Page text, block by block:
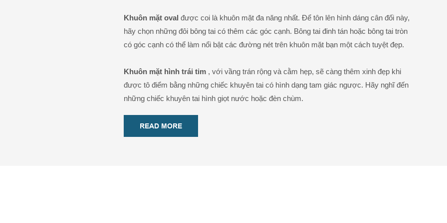
Khuôn mặt oval được coi là khuôn mặt đa năng nhất. Để tôn lên hình dáng cân đối này,
hãy chọn những đôi bông tai có thêm các góc cạnh. Bông tai đinh tán hoặc bông tai tròn
có góc cạnh có thể làm nổi bật các đường nét trên khuôn mặt bạn một cách tuyệt đẹp.
Khuôn mặt hình trái tim , với vầng trán rộng và cằm hẹp, sẽ càng thêm xinh đẹp khi
được tô điểm bằng những chiếc khuyên tai có hình dạng tam giác ngược. Hãy nghĩ đến
những chiếc khuyên tai hình giọt nước hoặc đèn chùm.
READ MORE